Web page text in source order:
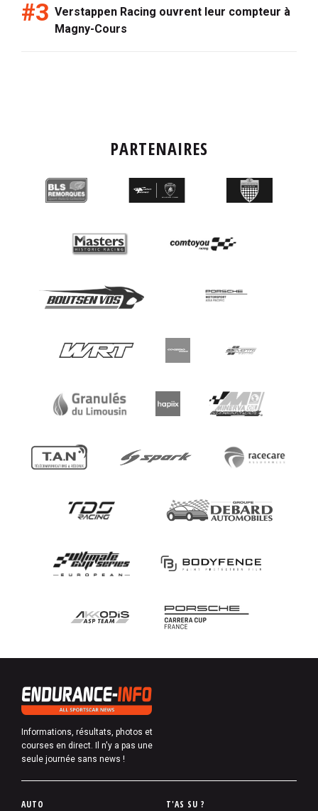
Verstappen Racing ouvrent leur compteur à
Magny-Cours
PARTENAIRES
Informations, résultats, photos et
courses en direct. Il n'y a pas une
seule journée sans news !
P
AUTO T'AS SU ?